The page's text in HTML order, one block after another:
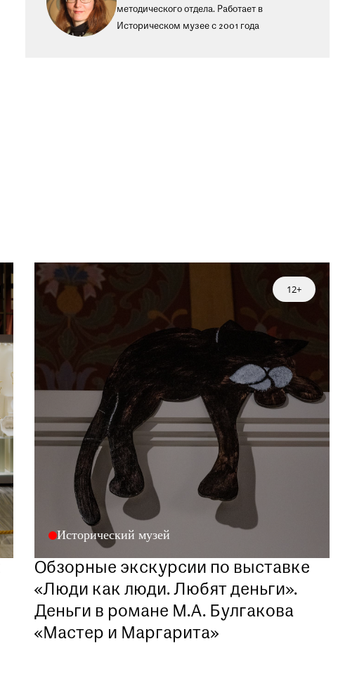
методического отдела. Работает в
Историческом музее с 2001 года
Исторический музей
12+
Обзорные экскурсии по выставке
«Люди как люди. Любят деньги».
Деньги в романе М.А. Булгакова
«Мастер и Маргарита»